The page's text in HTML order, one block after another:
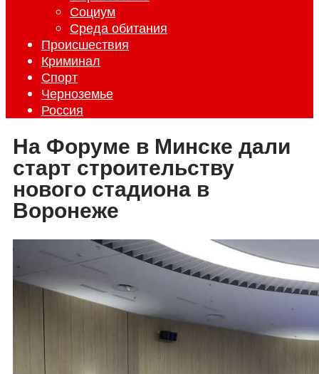
Социум
Среда обитания
Происшествия
Криминал
Спорт
Черноземье
Россия
На Форуме в Минске дали
старт строительству
нового стадиона в
Воронеже